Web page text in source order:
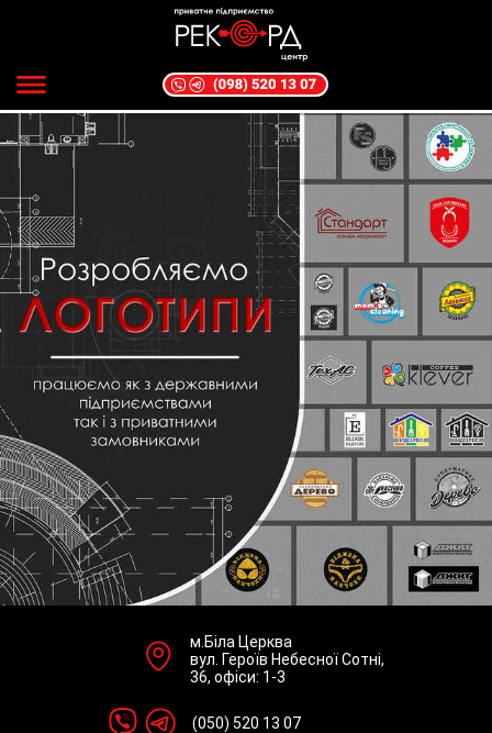
м.Біла Церква
вул. Героїв Небесної Сотні,
36, офіси: 1-3
(050) 520 13 07